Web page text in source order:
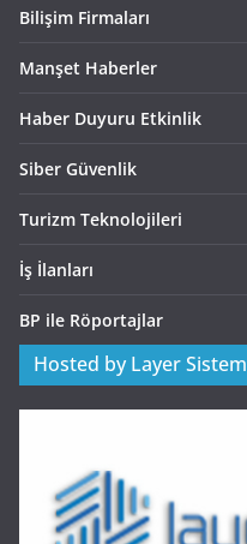
Bilişim Firmaları
Manşet Haberler
Haber Duyuru Etkinlik
Siber Güvenlik
Turizm Teknolojileri
İş İlanları
BP ile Röportajlar
Hosted by Layer Sistem